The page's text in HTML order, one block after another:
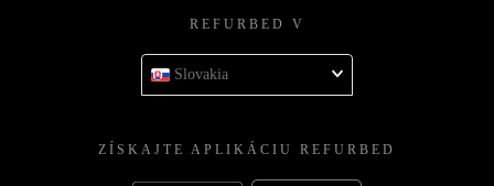
REFURBED V
Slovakia
ZÍSKAJTE APLIKÁCIU REFURBED